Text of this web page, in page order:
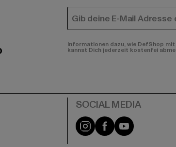
E-MAIL
Informationen dazu, wie DefShop
kannst Dich jederzeit kostenfei
Instagram
FacebookYouTube